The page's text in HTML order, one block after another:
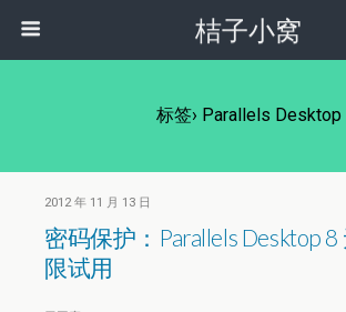
桔子小窝
标签› Parallels Desktop
2012 年 11 月 13 日
密码保护：Parallels Desktop 8
限试用